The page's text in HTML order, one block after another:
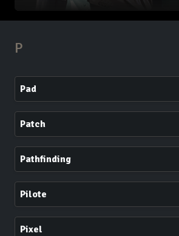
P
Pad
Patch
Pathfinding
Pilote
Pixel